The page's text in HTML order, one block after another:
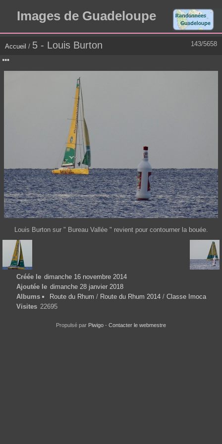
Images de Guadeloupe
143/5658
Accueil / 5 - Louis Burton
Louis Burton sur " Bureau Vallée " revient pour contourner la bouée.
Créée le dimanche 16 novembre 2014
Ajoutée le dimanche 28 janvier 2018
Albums
Route du Rhum / Route du Rhum 2014 / Classe Imoca
Visites 22695
Propulsé par Piwigo - Contacter le webmestre